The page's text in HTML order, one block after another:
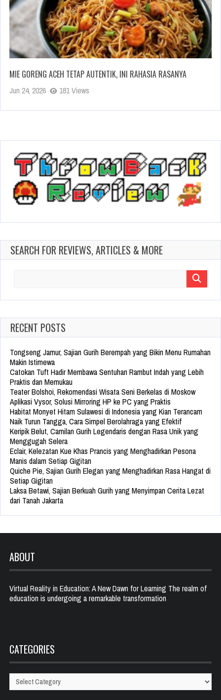
MIE GORENG ACEH TETAP AUTENTIK, INI RAHASIA RASANYA
Jun 24, 2026 181 Views
SEARCH FOR REVIEWS, ARTICLES & MORE
RECENT POSTS
Tongseng Jamur, Sajian Gurih Berempah yang Bikin Menu Rumahan
Makin Istimewa
Catokan Tuft Hadir Membawa Sentuhan Rambut Indah yang Lebih
Praktis dan Memukau
Teater Bolshoi, Rekomendasi Wisata Seni Berkelas di Moskow
Aplikasi Vysor, Solusi Mirroring HP ke PC yang Praktis
Habitat Monyet Hitam Sulawesi di Indonesia yang Kian Terancam
Naik Turun Tangga, Cara Simpel Berolahraga yang Efektif
Keripik Belut, Camilan Gurih Legendaris dengan Rasa Unik yang
Menggugah Selera
Eclair, Kelezatan Kue Khas Prancis yang Menghadirkan Pesona
Manis dalam Setiap Gigitan
Quiche Pie, Sajian Gurih Elegan yang Menghadirkan Rasa Hangat di
Setiap Gigitan
Laksa Betawi, Sajian Berkuah Gurih yang Menyimpan Cerita Lezat
dari Tanah Jakarta
ABOUT
Virtual Reality in Education: A New Dawn for Learning The realm of
education is undergoing a remarkable transformation
CATEGORIES
Categories